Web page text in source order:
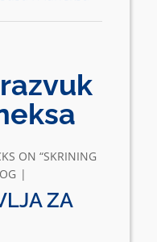
ON “SKRINING
ZA